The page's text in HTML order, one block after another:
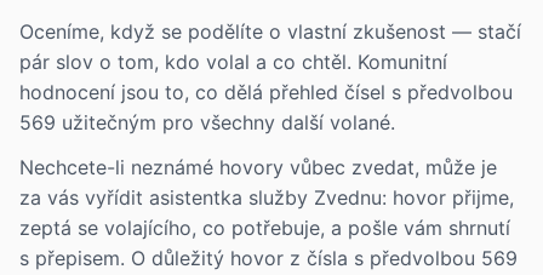
Oceníme, když se podělíte o vlastní zkušenost — stačí
pár slov o tom, kdo volal a co chtěl. Komunitní
hodnocení jsou to, co dělá přehled čísel s předvolbou
569 užitečným pro všechny další volané.
Nechcete-li neznámé hovory vůbec zvedat, může je
za vás vyřídit asistentka služby Zvednu: hovor přijme,
zeptá se volajícího, co potřebuje, a pošle vám shrnutí
s přepisem. O důležitý hovor z čísla s předvolbou 569